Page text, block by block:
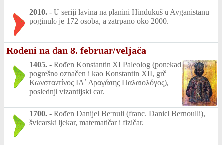
2010. - U seriji lavina na planini Hindukuš u Avganistanu
poginulo je 172 osoba, a zatrpano oko 2000.
Rođeni na dan 8. februar/veljača
1405. - Rođen Konstantin XI Paleolog (ponekad
pogrešno označen i kao Konstantin XII, grč.
Κωνσταντίνος ΙΑ΄ Δραγάσης Παλαιολόγος),
poslednji vizantijski car.
1700. - Rođen Danijel Bernuli (franc. Daniel Bernoulli),
švicarski ljekar, matematičar i fizičar.